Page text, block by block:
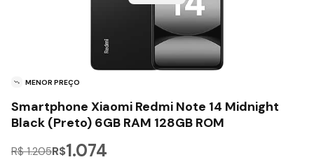
MENOR PREÇO
Smartphone Xiaomi Redmi Note 14 Midnight
Black (Preto) 6GB RAM 128GB ROM
R$ 1.205R$1.074